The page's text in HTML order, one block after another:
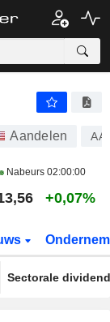
Aandelen
Nabeurs 02:00:00
+0,07%
Sectorale